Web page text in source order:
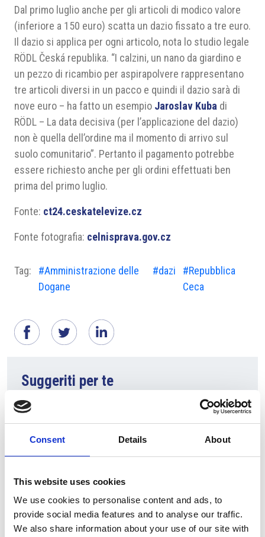
Consent Details About
This website uses cookies
We use cookies to personalise content and ads, to
provide social media features and to analyse our traffic.
We also share information about your use of our site with
Dal primo luglio anche per gli articoli di modico valore
(inferiore a 150 euro) scatta un dazio fissato a tre euro.
Il dazio si applica per ogni articolo, nota lo studio legale
RÖDL Česká republika. “I calzini, un nano da giardino e
un pezzo di ricambio per aspirapolvere rappresentano
tre articoli diversi in un pacco e quindi il dazio sarà di
nove euro – ha fatto un esempio Jaroslav Kuba di
RÖDL – La data decisiva (per l’applicazione del dazio)
non è quella dell’ordine ma il momento di arrivo sul
suolo comunitario”. Pertanto il pagamento potrebbe
essere richiesto anche per gli ordini effettuati ben
prima del primo luglio.
Fonte: ct24.ceskatelevize.cz
Fonte fotografia: celnisprava.gov.cz
Tag:
#Amministrazione delle
Dogane
#dazi
#Repubblica
Ceca
Suggeriti per te
7 Agosto 2026